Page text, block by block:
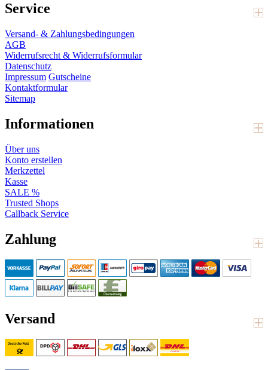
Service
Versand- & Zahlungsbedingungen
AGB
Widerrufsrecht & Widerrufsformular
Datenschutz
Impressum Gutscheine
Kontaktformular
Sitemap
Informationen
Über uns
Konto erstellen
Merkzettel
Kasse
SALE %
Trusted Shops
Callback Service
Zahlung
Versand